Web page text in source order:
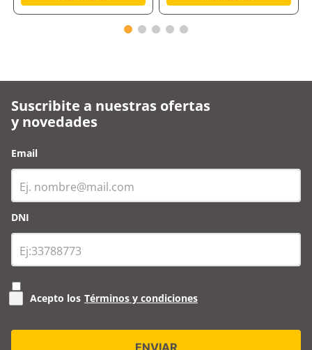
Suscribite a nuestras ofertas
y novedades
Email
DNI
Acepto los Términos y condiciones